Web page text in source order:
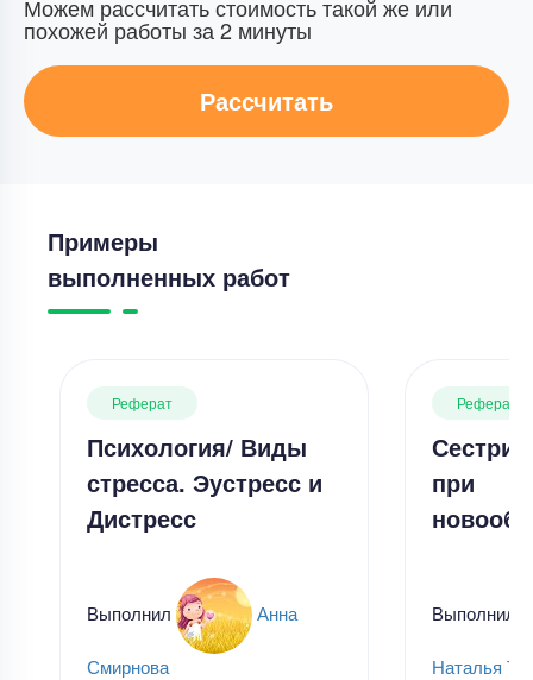
Можем рассчитать стоимость такой же или
похожей работы за 2 минуты
Рассчитать
Примеры
выполненных работ
Реферат
Психология/ Виды
стресса. Эустресс и
Дистресс
Выполнил Анна
Смирнова
Реферат
при
Выполнил
Наталья